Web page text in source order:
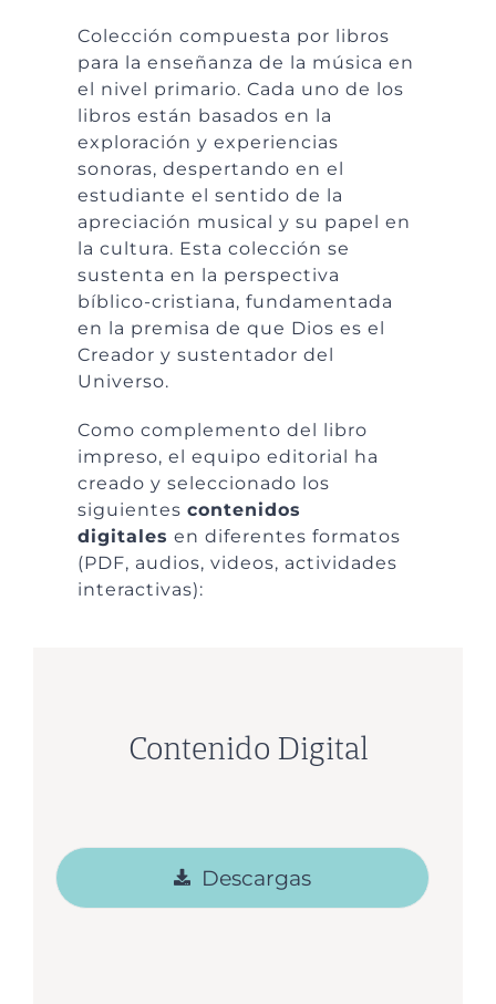
Colección compuesta por libros
para la enseñanza de la música en
el nivel primario. Cada uno de los
libros están basados en la
exploración y experiencias
sonoras, despertando en el
estudiante el sentido de la
apreciación musical y su papel en
la cultura. Esta colección se
sustenta en la perspectiva
bíblico-cristiana, fundamentada
en la premisa de que Dios es el
Creador y sustentador del
Universo.
Como complemento del libro
impreso, el equipo editorial ha
creado y seleccionado los
siguientes contenidos
digitales en diferentes formatos
(PDF, audios, videos, actividades
interactivas):
Contenido Digital
Descargas